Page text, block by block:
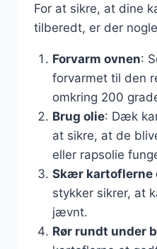
For at sikre, at dine
tilberedt, er der
Forvarm ovnen:
forvarmet til den
omkring 200
Brug olie: Dæk
at sikre, at de
eller rapsolie
Skær kartoflerne
stykker sikrer, at
jævnt.
Rør rundt under